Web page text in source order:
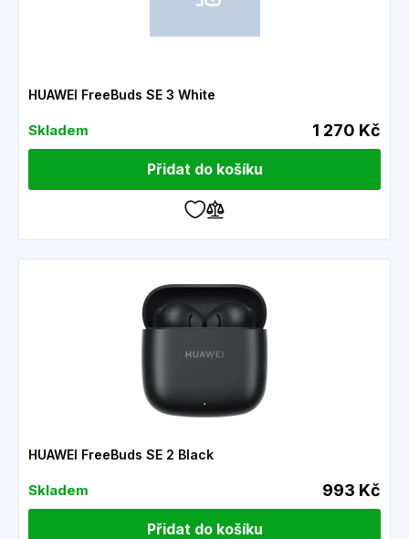
HUAWEI FreeBuds SE 3 White
Skladem 1 270 Kč
Přidat do košíku
HUAWEI FreeBuds SE 2 Black
Skladem 993 Kč
Přidat do košíku